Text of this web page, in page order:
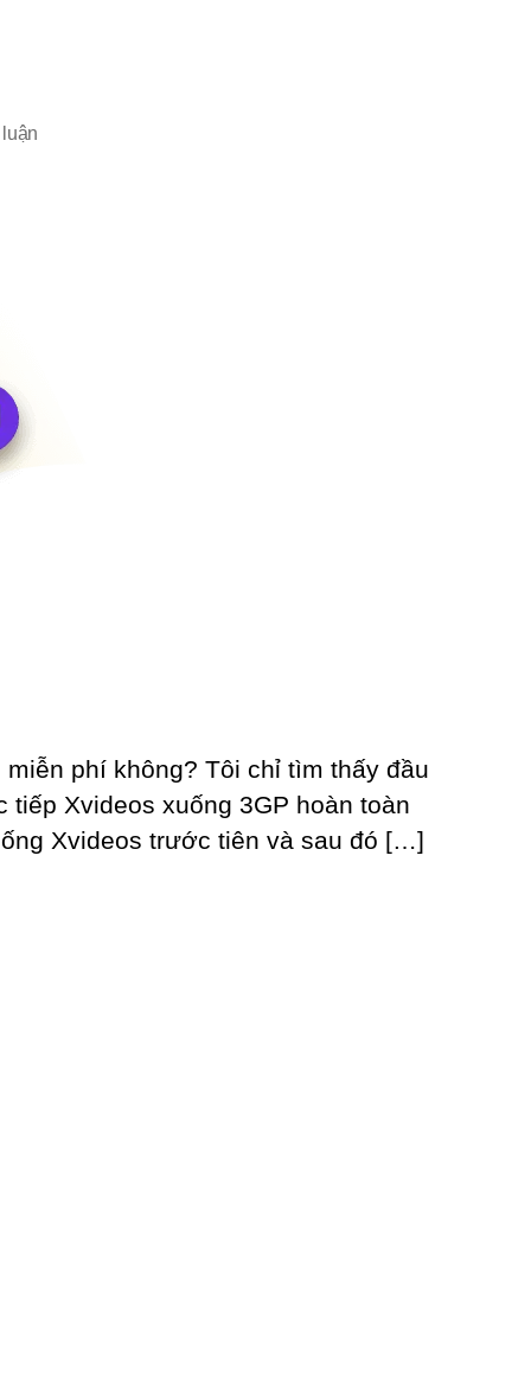
phí không? Tôi chỉ tìm thấy đầu
Xvideos xuống 3GP hoàn toàn
Xvideos trước tiên và sau đó […]